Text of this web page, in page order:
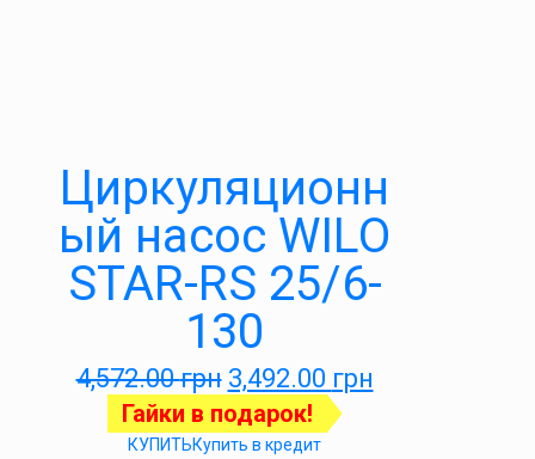
Циркуляционн
ый насос WILO
STAR-RS 25/6-
130
4,572.00грн 3,492.00 грн
Гайки в подарок!
КУПИТЬКупить в кредит